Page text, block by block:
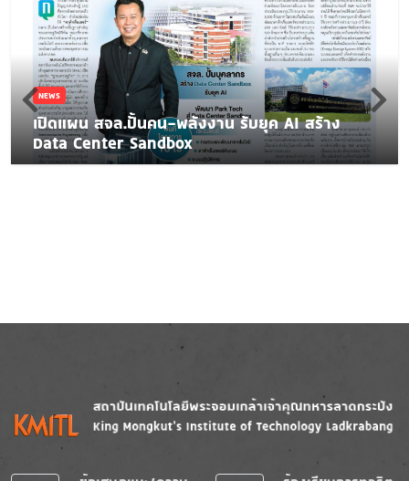
NEWS
เปิดแผน สจล.ปั้นคน-พลังงาน รับยุค AI สร้าง
Data Center Sandbox
Image